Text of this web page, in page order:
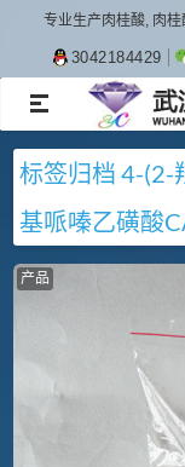
专业生产肉桂酸, 肉
3042184429
TOGGLE
NAVIGATION
标签归档 4-(2-
基哌嗪乙磺酸
产品